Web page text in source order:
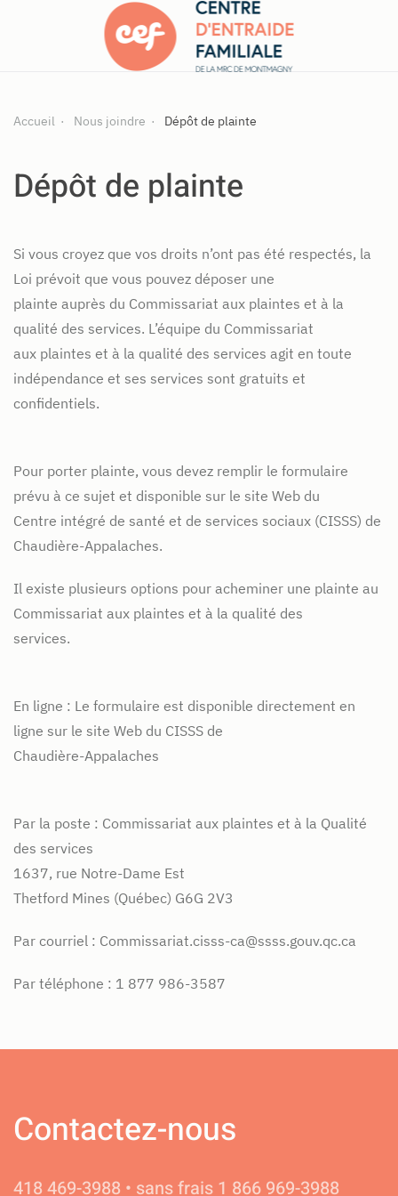
Accueil Nous joindre Dépôt de plainte
Dépôt de plainte
Si vous croyez que vos droits n’ont pas été respectés, la
Loi prévoit que vous pouvez déposer une
plainte auprès du Commissariat aux plaintes et à la
qualité des services. L’équipe du Commissariat
aux plaintes et à la qualité des services agit en toute
indépendance et ses services sont gratuits et
confidentiels.
Pour porter plainte, vous devez remplir le formulaire
prévu à ce sujet et disponible sur le site Web du
Centre intégré de santé et de services sociaux (CISSS) de
Chaudière-Appalaches.
Il existe plusieurs options pour acheminer une plainte au
Commissariat aux plaintes et à la qualité des
services.
En ligne : Le formulaire est disponible directement en
ligne sur le site Web du CISSS de
Chaudière-Appalaches
Par la poste : Commissariat aux plaintes et à la Qualité
des services
1637, rue Notre-Dame Est
Thetford Mines (Québec) G6G 2V3
Par courriel : Commissariat.cisss-ca@ssss.gouv.qc.ca
Par téléphone : 1 877 986-3587
Contactez-nous
418 469-3988 • sans frais 1 866 969-3988